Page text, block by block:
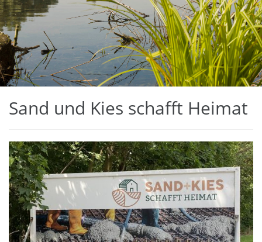
Sand und Kies schafft Heimat